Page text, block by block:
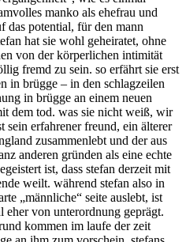
manko als ehefrau und
das potential, für den mann
hat sie wohl geheiratet, ohne
von der körperlichen intimität
fremd zu sein. so erfährt sie erst
in brügge – in den schlagzeilen
in brügge an einem neuen
dem tod. was sie nicht weiß, wir
sein erfahrener freund, ein älterer
zusammenlebt und der aus
anderen gründen als eine echte
ist, dass stefan derzeit mit
weilt. während stefan also in
„männliche“ seite auslebt, ist
eher von unterordnung geprägt.
kommen im laufe der zeit